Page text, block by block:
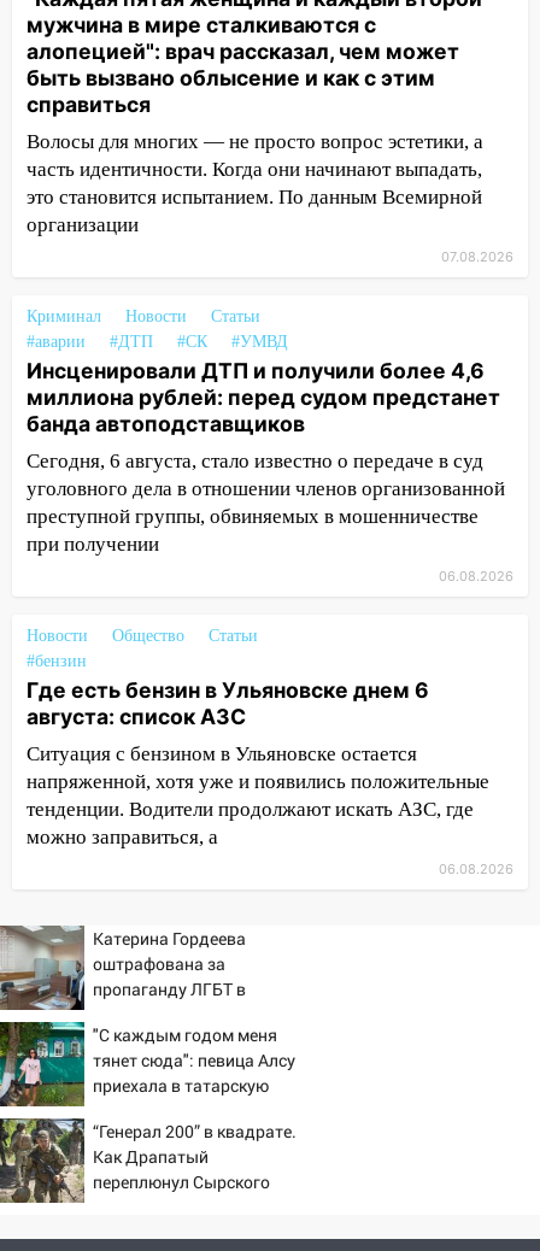
05:00 «Каждая пятая женщина и каждый
второй мужчина в мире сталкиваются с
алопецией»: врач рассказал, чем может
быть вызвано облысение и как с этим
справиться
03:30 Гороскоп на 7 августа: пятница
принесет прилив творческой энергии и
отличные шансы исправить старые
23:20
Прогноз погоды на 7 августа в
Ульяновской области
20:04 Ульяновцев приглашают на забег,
посвящённый Дню воздушного флота
России
19:12 В Ульяновской области
руководителя частной компании
наказали за сокрытие прошлого своего
18:02
В Ульяновск едут звезды
баскетбола!
17:08 Ульяновский областной суд
оставил в силе приговор руководству
«УльяновскФармации» за махинации на
3,2 млн рублей
16:09 Ветераны легкой атлетики из
Ульяновска успешно выступили на
более 28% площадей зерновых и
зернобобовых культур
15:51
Ульяновской области завели дело на
агрессивную женщину
15:47
курьера: крупная авария в Ульяновске
15:15
Проводил до квартиры и ограбил:
новый кавалер женщины оказался
рецидивистом
мужчина в мире сталкиваются с
алопецией": врач рассказал, чем может
быть вызвано облысение и как с этим
справиться
Волосы для многих — не просто вопрос эстетики, а
часть идентичности. Когда они начинают выпадать,
это становится испытанием. По данным Всемирной
организации
07.08.2026
Криминал Новости
Статьи
#аварии
#ДТП #СК #УМВД
Инсценировали ДТП и получили более 4,6
миллиона рублей: перед судом предстанет
банда автоподставщиков
Сегодня, 6 августа, стало известно о передаче в суд
уголовного дела в отношении членов организованной
преступной группы, обвиняемых в мошенничестве
при получении
06.08.2026
Новости Общество
Статьи
#бензин
Где есть бензин в Ульяновске днем 6
августа: список АЗС
Ситуация с бензином в Ульяновске остается
напряженной, хотя уже и появились положительные
тенденции. Водители продолжают искать АЗС, где
можно заправиться, а
06.08.2026
Катерина Гордеева
оштрафована за
пропаганду ЛГБТ в
Вести.ru
"С каждым годом меня
тянет сюда": певица Алсу
приехала в татарскую
детство 07/08/2026 –
Новости
“Генерал 200” в квадрате.
Как Драпатый
переплюнул Сырского